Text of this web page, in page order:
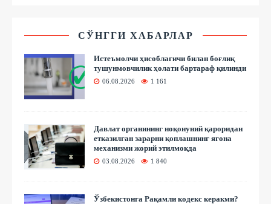
СЎНГГИ ХАБАРЛАР
Истеъмолчи ҳисоблагичи билан боғлиқ
тушунмовчилик ҳолати бартараф қилинди
06.08.2026 1 161
Давлат органининг ноқонуний қароридан
етказилган зарарни қоплашнинг ягона
механизми жорий этилмоқда
03.08.2026 1 840
Ўзбекистонга Рақамли кодекс керакми?